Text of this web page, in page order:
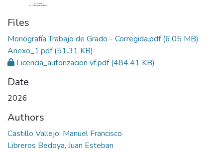
Files
Monografía Trabajo de Grado - Corregida.pdf(6.05 MB)
Anexo_1.pdf(51.31 KB)
Licencia_autorizacion vf.pdf(484.41 KB)
Date
2026
Authors
Castillo Vallejo, Manuel Francisco
Libreros Bedoya, Juan Esteban